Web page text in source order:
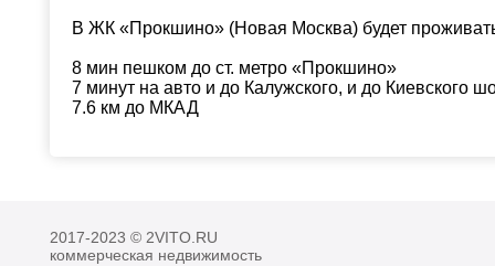
В ЖК «Прокшино» (Новая Москва) будет
8 мин пешком до ст. метро «Прокшино»
7 минут на авто и до Калужского, и до Киевского
7.6 км до МКАД
2017-2023 © 2VITO.RU
коммерческая недвижимость